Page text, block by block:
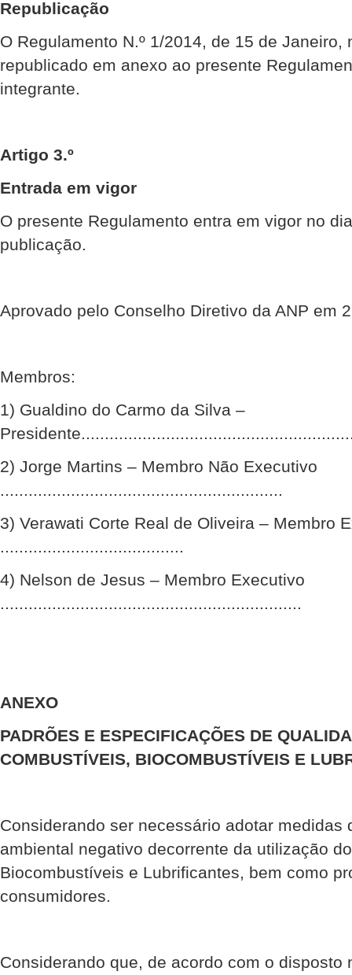
Republicação
O Regulamento N.º 1/2014, de 15 de Janeiro,
republicado em anexo ao presente
integrante.
Artigo 3.º
Entrada em vigor
O presente Regulamento entra em vigor no
publicação.
Aprovado pelo Conselho Diretivo da ANP em
Membros:
1) Gualdino do Carmo da Silva –
2) Jorge Martins – Membro Não Executivo
............................................................
3) Verawati Corte Real de Oliveira – Membro
.......................................
4) Nelson de Jesus – Membro Executivo
................................................................
ANEXO
PADRÕES E ESPECIFICAÇÕES DE
COMBUSTÍVEIS, BIOCOMBUSTÍVEIS E
Considerando ser necessário adotar medidas
ambiental negativo decorrente da utilização
Biocombustíveis e Lubrificantes, bem como
consumidores.
Considerando que, de acordo com o disposto